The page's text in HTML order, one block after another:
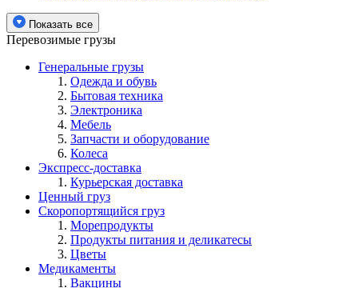
Показать все
Перевозимые грузы
Генеральные грузы
Одежда и обувь
Бытовая техника
Электроника
Мебель
Запчасти и оборудование
Колеса
Экспресс-доставка
Курьерская доставка
Ценный груз
Скоропортящийся груз
Морепродукты
Продукты питания и деликатесы
Цветы
Медикаменты
Вакцины